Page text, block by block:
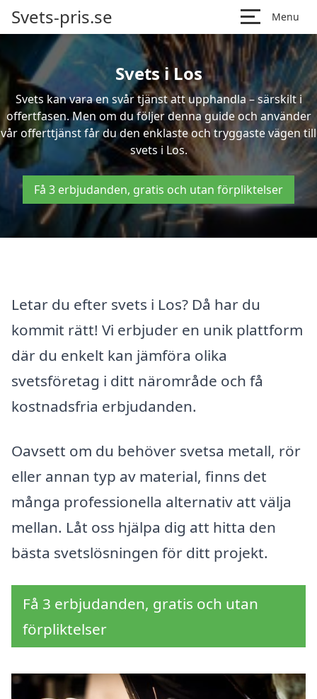
Svets-pris.se Menu
Svets i Los
Svets kan vara en svår tjänst att upphandla – särskilt i
offertfasen. Men om du följer denna guide och använder
vår offerttjänst får du den enklaste och tryggaste vägen till
svets i Los.
Få 3 erbjudanden, gratis och utan förpliktelser
Letar du efter svets i Los? Då har du
kommit rätt! Vi erbjuder en unik plattform
där du enkelt kan jämföra olika
svetsföretag i ditt närområde och få
kostnadsfria erbjudanden.
Oavsett om du behöver svetsa metall, rör
eller annan typ av material, finns det
många professionella alternativ att välja
mellan. Låt oss hjälpa dig att hitta den
bästa svetslösningen för ditt projekt.
Få 3 erbjudanden, gratis och utan
förpliktelser